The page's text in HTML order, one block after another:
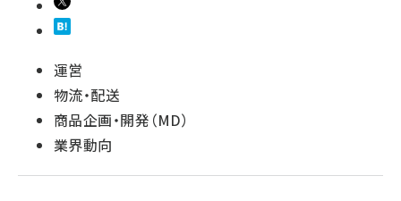
運営
物流・配送
商品企画・開発（MD）
業界動向